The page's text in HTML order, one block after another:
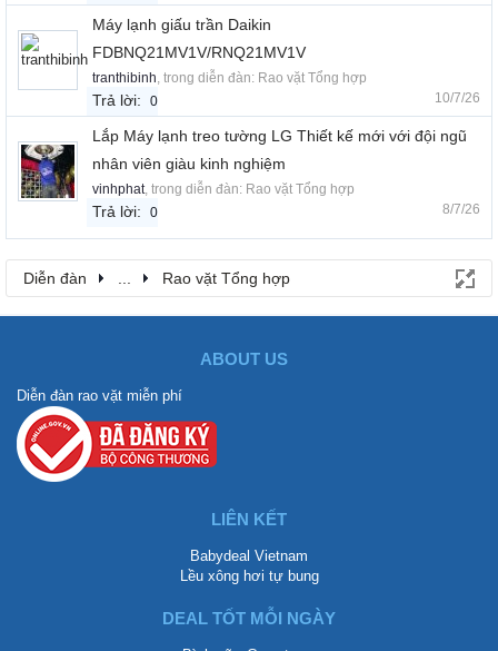
Máy lạnh giấu trần Daikin
FDBNQ21MV1V/RNQ21MV1V
tranthibinh, trong diễn đàn: Rao vặt Tổng hợp
Trả lời: 0 10/7/26
Lắp Máy lạnh treo tường LG Thiết kế mới với đội ngũ
nhân viên giàu kinh nghiệm
vinhphat, trong diễn đàn: Rao vặt Tổng hợp
Trả lời: 0 8/7/26
Diễn đàn ... Rao vặt Tổng hợp
ABOUT US
Diễn đàn rao vặt miễn phí
LIÊN KẾT
Babydeal Vietnam
Lều xông hơi tự bung
DEAL TỐT MỖI NGÀY